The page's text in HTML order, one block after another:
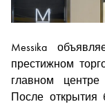
Messika
престижном
главном
После открытия